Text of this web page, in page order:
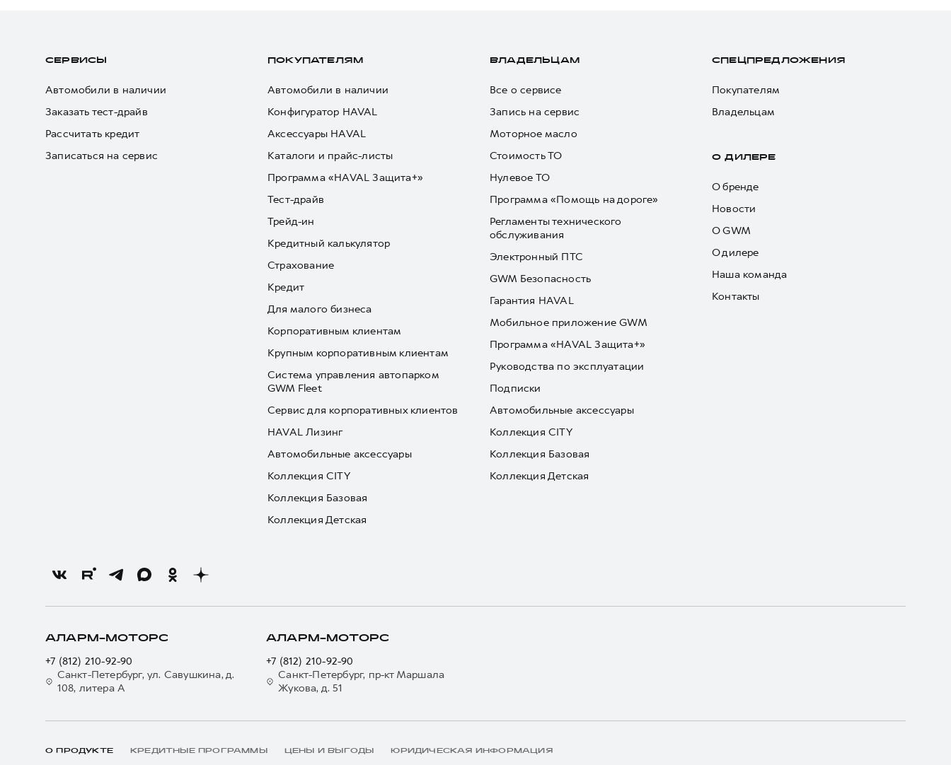
СЕРВИСЫ
Автомобили в наличии
Заказать тест-драйв
Рассчитать кредит
Записаться на сервис
ПОКУПАТЕЛЯМ
Автомобили в наличии
Конфигуратор HAVAL
Аксессуары HAVAL
Каталоги и прайс-листы
Программа «HAVAL Защита+»
Тест-драйв
Трейд-ин
Кредитный калькулятор
Страхование
Кредит
Для малого бизнеса
Корпоративным клиентам
Крупным корпоративным клиентам
Система управления автопарком
GWM Fleet
Сервис для корпоративных клиентов
HAVAL Лизинг
Автомобильные аксессуары
Коллекция CITY
Коллекция Базовая
Коллекция Детская
ВЛАДЕЛЬЦАМ
Все о сервисе
Запись на сервис
Моторное масло
Стоимость ТО
Нулевое ТО
Программа «Помощь на дороге»
Регламенты технического
обслуживания
Электронный ПТС
GWM Безопасность
Гарантия HAVAL
Мобильное приложение GWM
Программа «HAVAL Защита+»
Руководства по эксплуатации
Подписки
Автомобильные аксессуары
Коллекция CITY
Коллекция Базовая
Коллекция Детская
СПЕЦПРЕДЛОЖЕНИЯ
Покупателям
Владельцам
О ДИЛЕРЕ
О бренде
Новости
О GWM
О дилере
Наша команда
Контакты
АЛАРМ-МОТОРС
+7 (812) 210-92-90
Санкт-Петербург, ул. Савушкина, д.
108, литера А
АЛАРМ-МОТОРС
+7 (812) 210-92-90
Санкт-Петербург, пр-кт Маршала
Жукова, д. 51
О ПРОДУКТЕ КРЕДИТНЫЕ ПРОГРАММЫ ЦЕНЫ И ВЫГОДЫ ЮРИДИЧЕСКАЯ ИНФОРМАЦИЯ